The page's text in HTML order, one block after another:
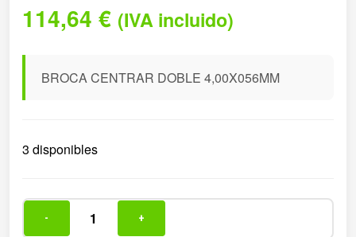
114,64 € (IVA incluido)
BROCA CENTRAR DOBLE 4,00X056MM
3 disponibles
- +